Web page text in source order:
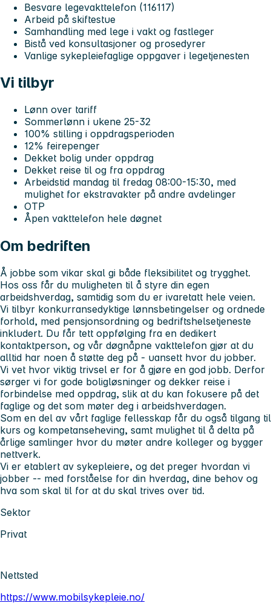
Besvare legevakttelefon (116117)
Arbeid på skiftestue
Samhandling med lege i vakt og fastleger
Bistå ved konsultasjoner og prosedyrer
Vanlige sykepleiefaglige oppgaver i legetjenesten
Vi tilbyr
Lønn over tariff
Sommerlønn i ukene 25-32
100% stilling i oppdragsperioden
12% feirepenger
Dekket bolig under oppdrag
Dekket reise til og fra oppdrag
Arbeidstid mandag til fredag 08:00-15:30, med
mulighet for ekstravakter på andre avdelinger
OTP
Åpen vakttelefon hele døgnet
Om bedriften
Å jobbe som vikar skal gi både fleksibilitet og trygghet.
Hos oss får du muligheten til å styre din egen
arbeidshverdag, samtidig som du er ivaretatt hele veien.
Vi tilbyr konkurransedyktige lønnsbetingelser og ordnede
forhold, med pensjonsordning og bedriftshelsetjeneste
inkludert. Du får tett oppfølging fra en dedikert
kontaktperson, og vår døgnåpne vakttelefon gjør at du
alltid har noen å støtte deg på - uansett hvor du jobber.
Vi vet hvor viktig trivsel er for å gjøre en god jobb. Derfor
sørger vi for gode boligløsninger og dekker reise i
forbindelse med oppdrag, slik at du kan fokusere på det
faglige og det som møter deg i arbeidshverdagen.
Som en del av vårt faglige fellesskap får du også tilgang til
kurs og kompetanseheving, samt mulighet til å delta på
årlige samlinger hvor du møter andre kolleger og bygger
nettverk.
Vi er etablert av sykepleiere, og det preger hvordan vi
jobber -- med forståelse for din hverdag, dine behov og
hva som skal til for at du skal trives over tid.
Sektor
Privat
Nettsted
https://www.mobilsykepleie.no/